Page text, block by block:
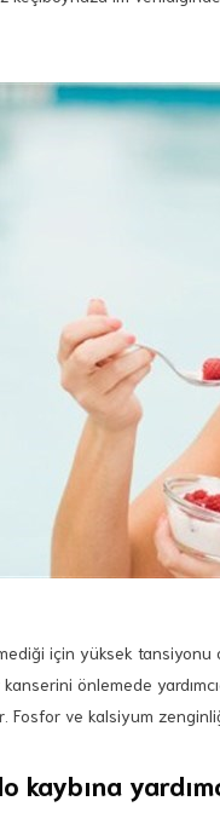
için yüksek tansiyonu
kanserini önlemede
Fosfor ve kalsiyum
kaybına